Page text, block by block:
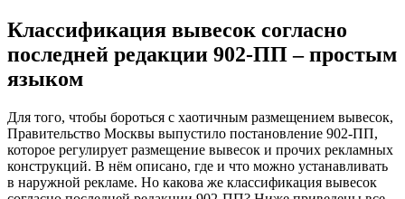
Классификация вывесок согласно
последней редакции 902-ПП – простым
языком
Для того, чтобы бороться с хаотичным размещением вывесок,
Правительство Москвы выпустило постановление 902-ПП,
которое регулирует размещение вывесок и прочих рекламных
конструкций. В нём описано, где и что можно устанавливать
в наружной рекламе. Но какова же классификация вывесок